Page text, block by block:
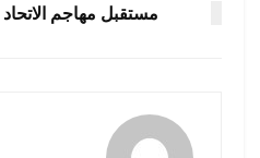
مستقبل مهاجم